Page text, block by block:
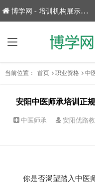
博学网 - 培训机构展示平台！
当前位置： 首页 职业资格 中
安阳中医师承培训正
中医师承 安阳优路
你是否渴望踏入中医